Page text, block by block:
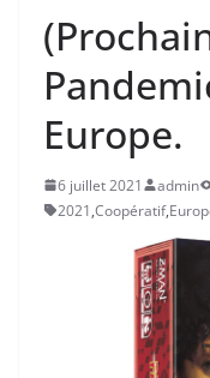
Europe.
6 juillet 2021 admin
2021,Coopératif,